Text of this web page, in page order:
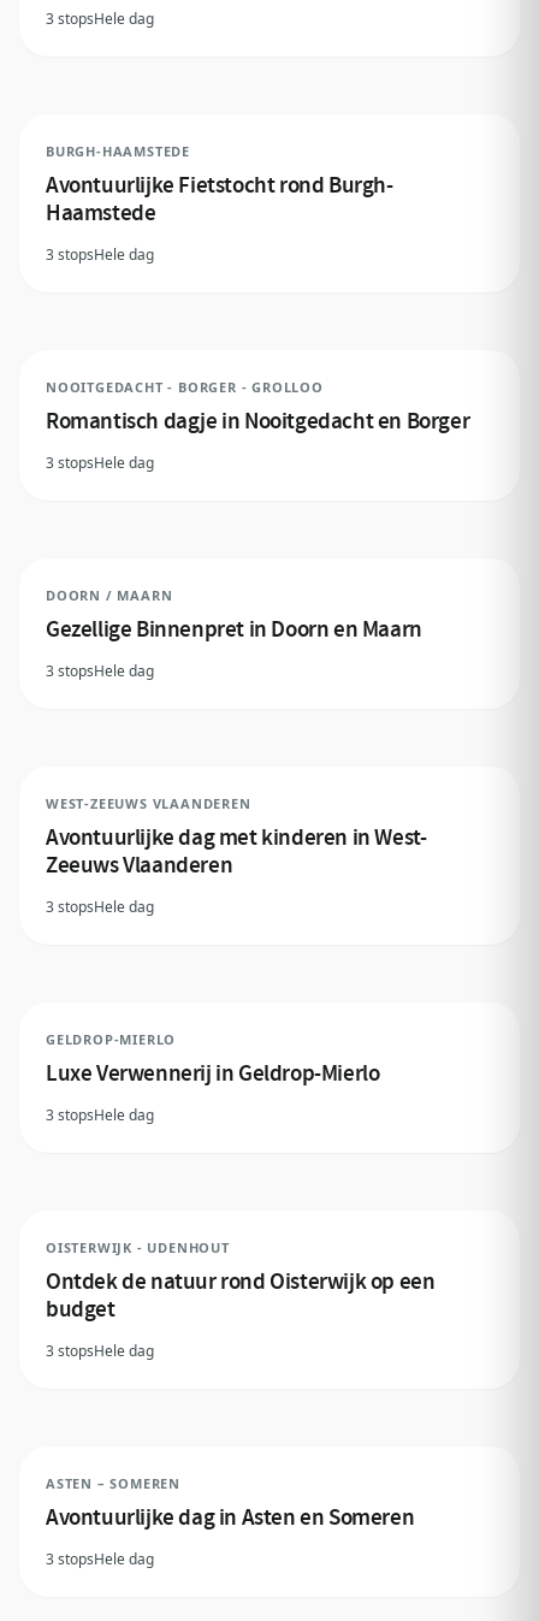
3 stopsHele dag
BURGH-HAAMSTEDE
Avontuurlijke Fietstocht rond Burgh-
Haamstede
3 stopsHele dag
NOOITGEDACHT - BORGER - GROLLOO
Romantisch dagje in Nooitgedacht en Borger
3 stopsHele dag
DOORN / MAARN
Gezellige Binnenpret in Doorn en Maarn
3 stopsHele dag
WEST-ZEEUWS VLAANDEREN
Avontuurlijke dag met kinderen in West-
Zeeuws Vlaanderen
3 stopsHele dag
GELDROP-MIERLO
Luxe Verwennerij in Geldrop-Mierlo
3 stopsHele dag
OISTERWIJK - UDENHOUT
Ontdek de natuur rond Oisterwijk op een
budget
3 stopsHele dag
ASTEN – SOMEREN
Avontuurlijke dag in Asten en Someren
3 stopsHele dag